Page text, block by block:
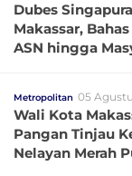
Dubes
Makassar,
ASN hingga
Metropolitan 05
Wali Kota
Pangan Tinjau
Nelayan Merah